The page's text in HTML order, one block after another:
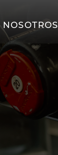
NOSOTROS